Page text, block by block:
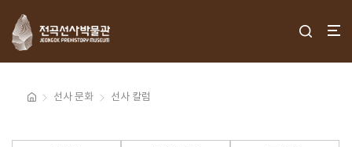
선사 문화 선사 칼럼